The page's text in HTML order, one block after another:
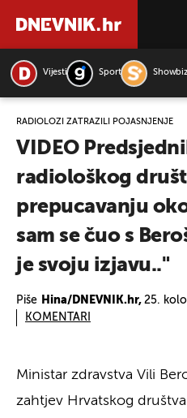
Vijesti Sport
RADIOLOZI ZATRAŽILI POJAŠNJENJE
VIDEO
radiološkog
prepucavanju
sam se čuo s
je svoju izjavu.."
Piše Hina/DNEVNIK.hr, 25.
KOMENTARI
Ministar zdravstva Vili
zahtjev Hrvatskog
PRETRAŽITE VIJESTI